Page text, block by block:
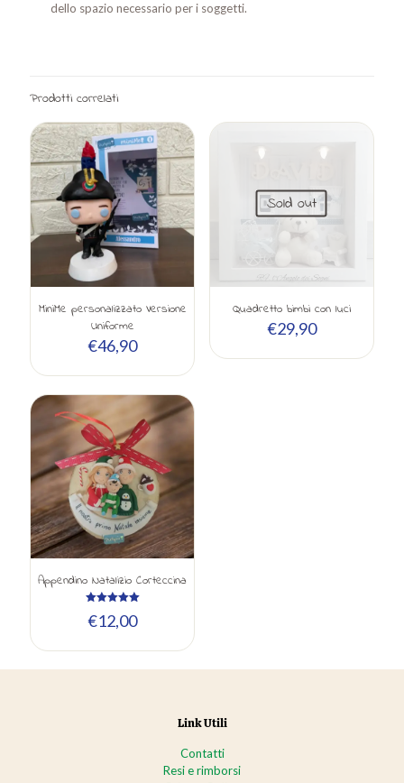
dello spazio necessario per i soggetti.
Prodotti correlati
MiniMe personalizzato Versione
Uniforme
€46,90
Sold out
Quadretto bimbi con luci
€29,90
Appendino Natalizio Corteccina
5.00
su 5
€12,00
Link Utili
Contatti
Resi e rimborsi